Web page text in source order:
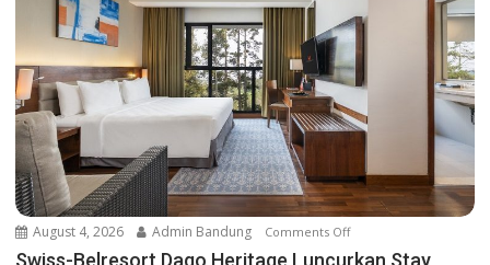
e
o
t
g
o
August 4, 2026 Admin Bandung Comments Offo
n